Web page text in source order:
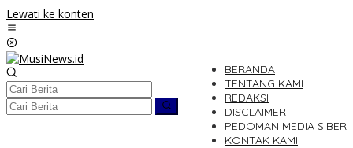
Lewati ke konten
BERANDA
TENTANG KAMI
REDAKSI
DISCLAIMER
PEDOMAN MEDIA SIBER
KONTAK KAMI